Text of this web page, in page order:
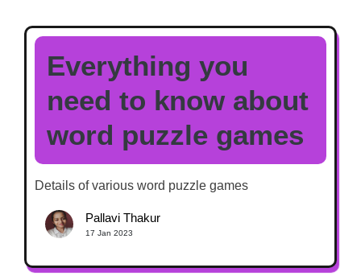
Everything you
need to know about
word puzzle games
Details of various word puzzle games
Pallavi Thakur
17 Jan 2023